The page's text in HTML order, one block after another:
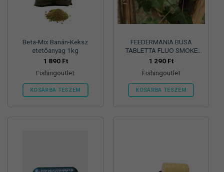
Beta-Mix Banán-Keksz
etetőanyag 1kg
1 890 Ft
Fishingoutlet
KOSÁRBA TESZEM
FEEDERMANIA BUSA
TABLETTA FLUO SMOKE
NORMÁL OLDÓDÁSÚ PIROS
1 290 Ft
Fishingoutlet
KOSÁRBA TESZEM